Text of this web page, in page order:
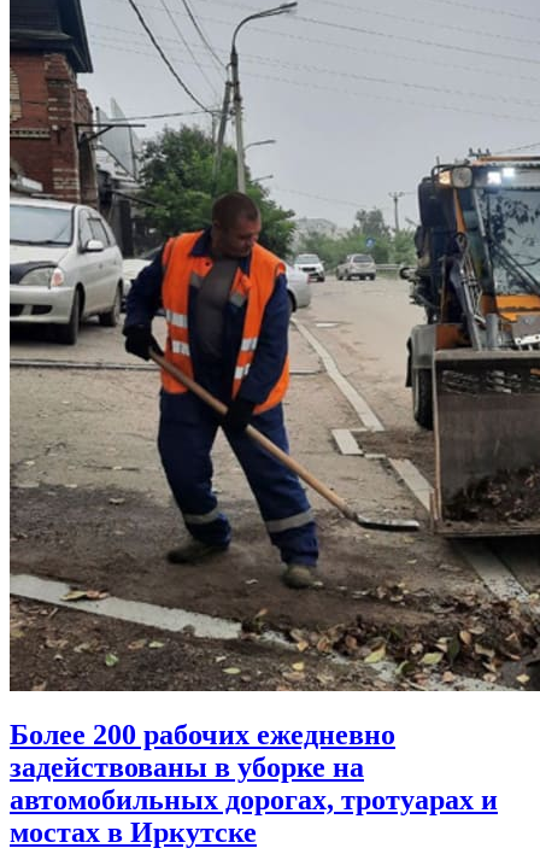
Более 200 рабочих ежедневно
задействованы в уборке на
автомобильных дорогах, тротуарах и
мостах в Иркутске